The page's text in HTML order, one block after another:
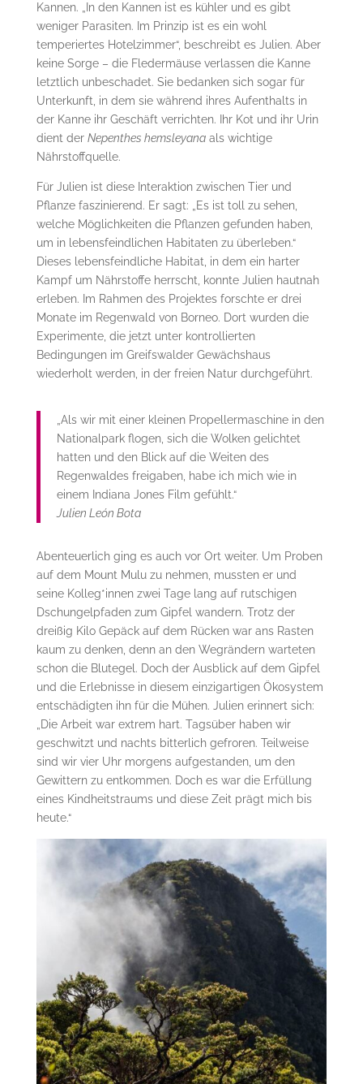
Kannen. „In den Kannen ist es kühler und es gibt
weniger Parasiten. Im Prinzip ist es ein wohl
temperiertes Hotelzimmer“, beschreibt es Julien. Aber
keine Sorge – die Fledermäuse verlassen die Kanne
letztlich unbeschadet. Sie bedanken sich sogar für
Unterkunft, in dem sie während ihres Aufenthalts in
der Kanne ihr Geschäft verrichten. Ihr Kot und ihr Urin
dient der Nepenthes hemsleyanaals wichtige
Nährstoffquelle.
Für Julien ist diese Interaktion zwischen Tier und
Pflanze faszinierend. Er sagt: „Es ist toll zu sehen,
welche Möglichkeiten die Pflanzen gefunden haben,
um in lebensfeindlichen Habitaten zu überleben.“
Dieses lebensfeindliche Habitat, in dem ein harter
Kampf um Nährstoffe herrscht, konnte Julien hautnah
erleben. Im Rahmen des Projektes forschte er drei
Monate im Regenwald von Borneo. Dort wurden die
Experimente, die jetzt unter kontrollierten
Bedingungen im Greifswalder Gewächshaus
wiederholt werden, in der freien Natur durchgeführt.
„Als wir mit einer kleinen Propellermaschine in den
Nationalpark flogen, sich die Wolken gelichtet
hatten und den Blick auf die Weiten des
Regenwaldes freigaben, habe ich mich wie in
einem Indiana Jones Film gefühlt.“
Julien León Bota
Abenteuerlich ging es auch vor Ort weiter. Um Proben
auf dem Mount Mulu zu nehmen, mussten er und
seine Kolleg*innen zwei Tage lang auf rutschigen
Dschungelpfaden zum Gipfel wandern. Trotz der
dreißig Kilo Gepäck auf dem Rücken war ans Rasten
kaum zu denken, denn an den Wegrändern warteten
schon die Blutegel. Doch der Ausblick auf dem Gipfel
und die Erlebnisse in diesem einzigartigen Ökosystem
entschädigten ihn für die Mühen. Julien erinnert sich:
„Die Arbeit war extrem hart. Tagsüber haben wir
geschwitzt und nachts bitterlich gefroren. Teilweise
sind wir vier Uhr morgens aufgestanden, um den
Gewittern zu entkommen. Doch es war die Erfüllung
eines Kindheitstraums und diese Zeit prägt mich bis
heute.“